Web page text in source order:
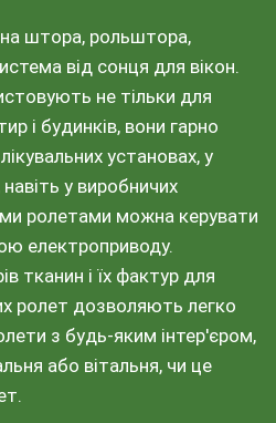
штора, рольштора,
від сонця для вікон.
не тільки для
і будинків, вони гарно
установах, у
у виробничих
ролетами можна керувати
електроприводу.
тканин і їх фактур для
ролет дозволяють легко
з будь-яким інтер'єром,
або вітальня, чи це